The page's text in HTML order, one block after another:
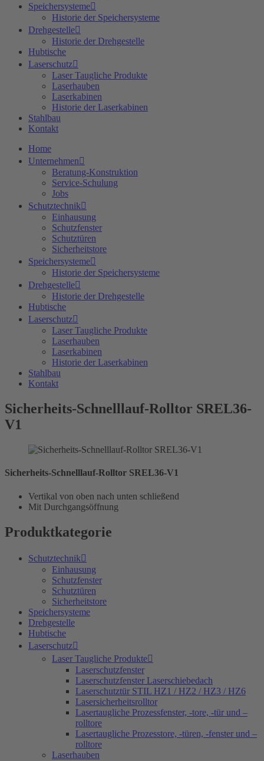
Speichersysteme
Historie der Speichersysteme
Drehgestelle
Historie der Drehgestelle
Hubtische
Laserschutz
Laser Taugliche Produkte
Laserhauben
Laserkabinen
Historie der Laserkabinen
Stahlbau
Kontakt
Home
Unternehmen
Beratung-Konstruktion
Service-Schulung
Jobs
Schutztechnik
Einhausung
Schutzfenster
Schutztüren
Sicherheitstore
Speichersysteme
Historie der Speichersysteme
Drehgestelle
Historie der Drehgestelle
Hubtische
Laserschutz
Laser Taugliche Produkte
Laserhauben
Laserkabinen
Historie der Laserkabinen
Stahlbau
Kontakt
Sicherheits-Schnelllauf-Rolltor SREL36-
V1
Sicherheits-Schnelllauf-Rolltor SREL36-V1
Vertikal von oben nach unten schließend
Mit Durchgangsöffnung
Produktkategorie
Schutztechnik
Einhausung
Schutzfenster
Schutztüren
Sicherheitstore
Speichersysteme
Drehgestelle
Hubtische
Laserschutz
Laser Taugliche Produkte
Laserschutzfenster
Laserschutzfenster Laserschiebedach
Laserschutztür STIL HZ1 / HZ2 / HZ3 / HZ6
Lasersicherheitsrolltor
Lasertaugliche Prozessfenster, -tore, -tür und –
rolltore
Lasertaugliche Prozesstore, -türen, -fenster und –
rolltore
Laserhauben